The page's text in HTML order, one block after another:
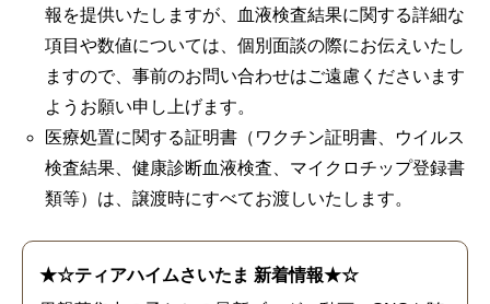
報を提供いたしますが、血液検査結果に関する詳細な
項目や数値については、個別面談の際にお伝えいたし
ますので、事前のお問い合わせはご遠慮くださいます
ようお願い申し上げます。
医療処置に関する証明書（ワクチン証明書、ウイルス
検査結果、健康診断血液検査、マイクロチップ登録書
類等）は、譲渡時にすべてお渡しいたします。
★☆ティアハイムさいたま 新着情報★☆